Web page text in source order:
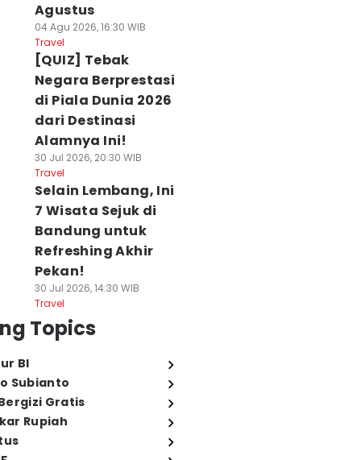
Agustus
04 Agu 2026, 16:30 WIB
Travel
[QUIZ] Tebak
Negara Berprestasi
di Piala Dunia 2026
dari Destinasi
Alamnya Ini!
30 Jul 2026, 20:30 WIB
Travel
Selain Lembang, Ini
7 Wisata Sejuk di
Bandung untuk
Refreshing Akhir
Pekan!
30 Jul 2026, 14:30 WIB
Travel
Topics
BI
Subianto
Gratis
Rupiah